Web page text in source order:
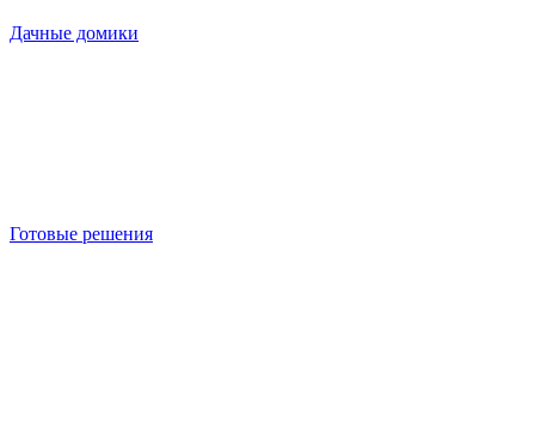
Дачные домики
Готовые решения